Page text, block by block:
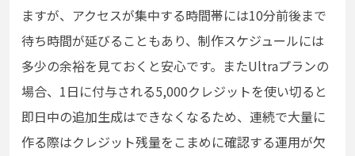
ますが、アクセスが集中する時間帯には10分前後まで
待ち時間が延びることもあり、制作スケジュールには
多少の余裕を見ておくと安心です。またUltraプランの
場合、1日に付与される5,000クレジットを使い切ると
即日中の追加生成はできなくなるため、連続で大量に
作る際はクレジット残量をこまめに確認する運用が欠